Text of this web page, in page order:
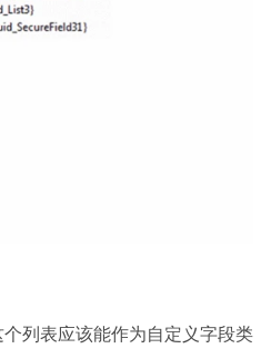
列表应该能作为自定义字段类